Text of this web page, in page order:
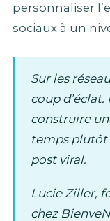
personnaliser
sociaux à un
Sur les
coup
construire
temps plutôt
post viral.
Lucie Ziller,
chez